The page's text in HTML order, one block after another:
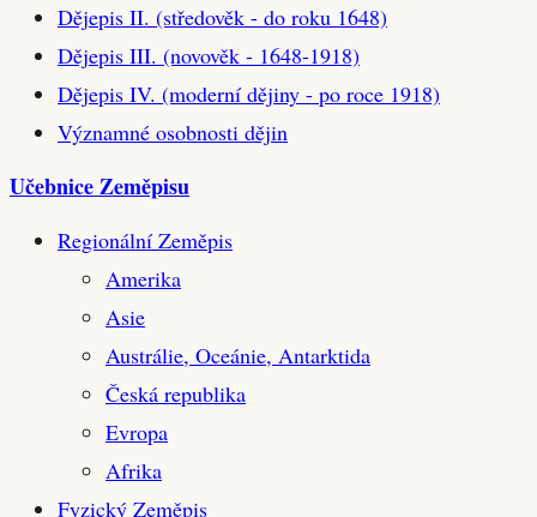
Dějepis II. (středověk - do roku 1648)
Dějepis III. (novověk - 1648-1918)
Dějepis IV. (moderní dějiny - po roce 1918)
Významné osobnosti dějin
Učebnice Zeměpisu
Regionální Zeměpis
Amerika
Asie
Austrálie, Oceánie, Antarktida
Česká republika
Evropa
Afrika
Fyzický Zeměpis